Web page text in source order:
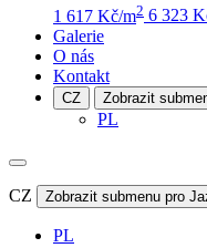
1 617 Kč/m2 6 323
Galerie
O nás
Kontakt
CZ Zobrazit
PL
CZ Zobrazit submenu pro
PL